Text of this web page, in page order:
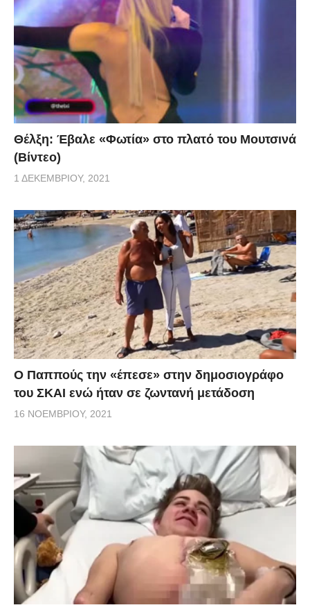
Θέλξη: Έβαλε «Φωτία» στο πλατό του Μουτσινά
(Βίντεο)
1 ΔΕΚΕΜΒΡΊΟΥ, 2021
Ο Παππούς την «έπεσε» στην δημοσιογράφο
του ΣΚΑΙ ενώ ήταν σε ζωντανή μετάδοση
16 ΝΟΕΜΒΡΊΟΥ, 2021